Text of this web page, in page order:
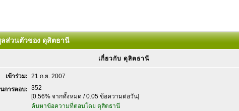
ส่วนตัวของ ดุสิตธานี
เกี่ยวกับ ดุสิตธานี
เข้าร่วม: 21 ก.ย. 2007
การตอบ: 352
[0.56% จากทั้งหมด / 0.05 ข้อความต่อวัน]
ค้นหาข้อความที่ตอบโดย ดุสิตธานี